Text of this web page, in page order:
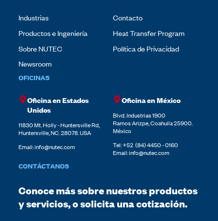
Industrias
Productos e Ingeniería
Sobre NUTEC
Newsroom
Contacto
Heat Transfer Program
Política de Privacidad
OFICINAS
Oficina en Estados
Unidos
11830 Mt. Holly - Huntersville Rd,
Huntersville, NC. 28078. USA
Email: info@nutec.com
Oficina en México
Blvd. Industrias 1900
Ramos Arizpe, Coahuila 25900.
México
Tel:+52 (84) 4450 - 0160
Email:info@nutec.com
CONTÁCTANOS
Conoce más sobre nuestros productos
y servicios, o solicita una cotización.